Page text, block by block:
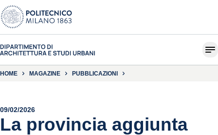
HOME MAGAZINE PUBBLICAZIONI
09/02/2026
La provincia aggiunta